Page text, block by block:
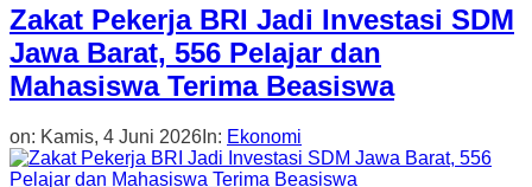
Zakat Pekerja BRI Jadi Investasi SDM
Jawa Barat, 556 Pelajar dan
Mahasiswa Terima Beasiswa
on: Kamis, 4 Juni 2026 In: Ekonomi